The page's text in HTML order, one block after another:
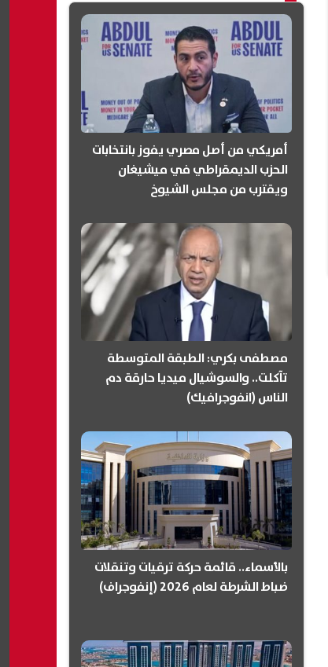
أمريكي من أصل مصري يفوز بانتخابات
الحزب الديمقراطي في ميشيغان
ويقترب من مجلس الشيوخ
مصطفى بكري: الطبقة المتوسطة
تآكلت.. والسوشيال ميديا حارقة دم
الناس (انفوجرافيك)
بالأسماء.. قائمة حركة ترقيات وتنقلات
ضباط الشرطة لعام 2026 (إنفوجراف)